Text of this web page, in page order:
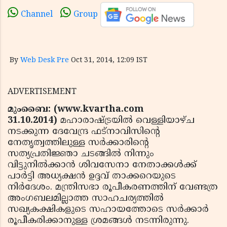
Channel Group
By Web Desk Pre Oct 31, 2014, 12:09 IST
ADVERTISEMENT
മുംബൈ: (www.kvartha.com
31.10.2014) മഹാരാഷ്ട്രയില്‍ വെള്ളിയാഴ്ച
നടക്കുന്ന ദേവേന്ദ്ര ഫട്‌നാവിസിന്റെ
നേതൃത്വത്തിലുള്ള സര്‍ക്കാരിന്റെ
സത്യപ്രതിജ്ഞാ ചടങ്ങില്‍ നിന്നും
വിട്ടുനില്‍ക്കാന്‍ ശിവസേനാ നേതാക്കള്‍ക്ക്
പാര്‍ട്ടി അധ്യക്ഷന്‍ ഉദ്ദവ് താക്കറെയുടെ
നിര്‍ദേശം. മന്ത്രിസഭാ രൂപീകരണത്തിന് വേണ്ടത്ര
അംഗബലമില്ലാത്ത സാഹചര്യത്തില്‍
സഖ്യകക്ഷികളുടെ സഹായത്തോടെ സര്‍ക്കാര്‍
രൂപീകരിക്കാനുള്ള ശ്രമങ്ങള്‍ നടന്നിരുന്നു.